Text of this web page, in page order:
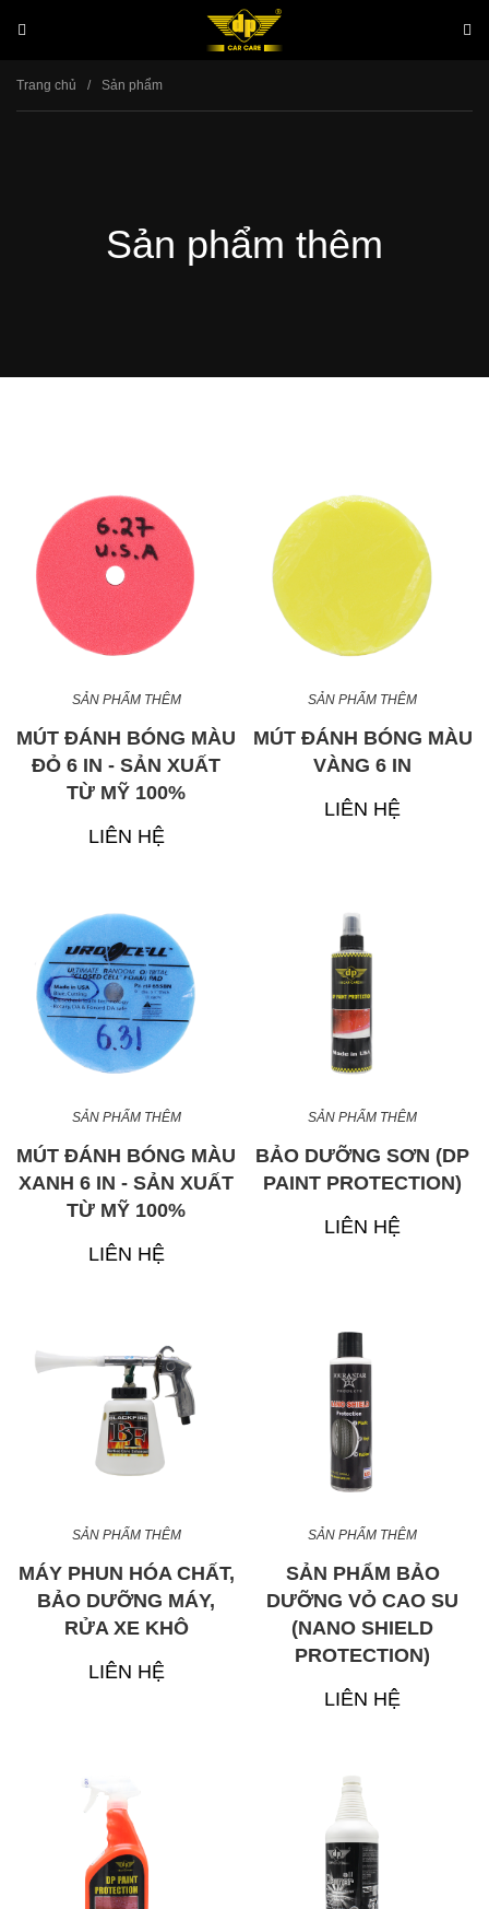
Trang chủ Sản phẩm
Sản phẩm thêm
SẢN PHẨM THÊM
MÚT ĐÁNH BÓNG MÀU
ĐỎ 6 IN - SẢN XUẤT
TỪ MỸ 100%
LIÊN HỆ
SẢN PHẨM THÊM
MÚT ĐÁNH BÓNG MÀU
VÀNG 6 IN
LIÊN HỆ
SẢN PHẨM THÊM
MÚT ĐÁNH BÓNG MÀU
XANH 6 IN - SẢN XUẤT
TỪ MỸ 100%
LIÊN HỆ
SẢN PHẨM THÊM
BẢO DƯỠNG SƠN (DP
PAINT PROTECTION)
LIÊN HỆ
SẢN PHẨM THÊM
MÁY PHUN HÓA CHẤT,
BẢO DƯỠNG MÁY,
RỬA XE KHÔ
LIÊN HỆ
SẢN PHẨM THÊM
SẢN PHẨM BẢO
DƯỠNG VỎ CAO SU
(NANO SHIELD
PROTECTION)
LIÊN HỆ